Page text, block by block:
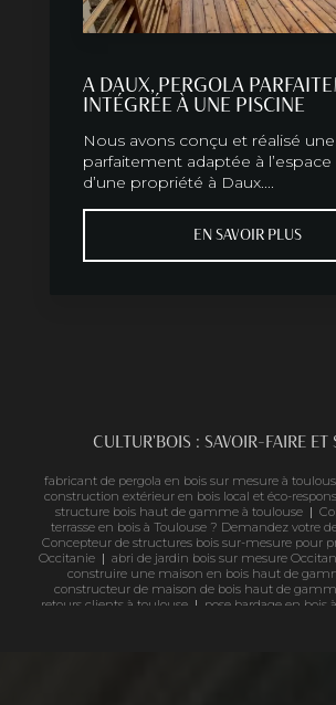
A DAUX, PERGOLA
INTÉGRÉE À UNE PISCINE
Nous avons conçu et réalisé
parfaitement adaptée à l’espace
d’une propriété à Daux....
EN SAVOIR PLUS
CULTUR'BOIS : SAVOIR-FAIRE ET
fabricant de pergola en bois sur mesure à
construction extérieur en bois local et éco-
structure bois haut de gamme à toulouse |
terrasse en bois à Toulouse ? Demandez votre
Concepteur de structures bois sur-mesure pour
Occitanie | abri de jardin bois sur mesure
construire une maison en bois haut de
constructeur de maison de bois haut de
retours clients à toulouse| pose bardage en bois